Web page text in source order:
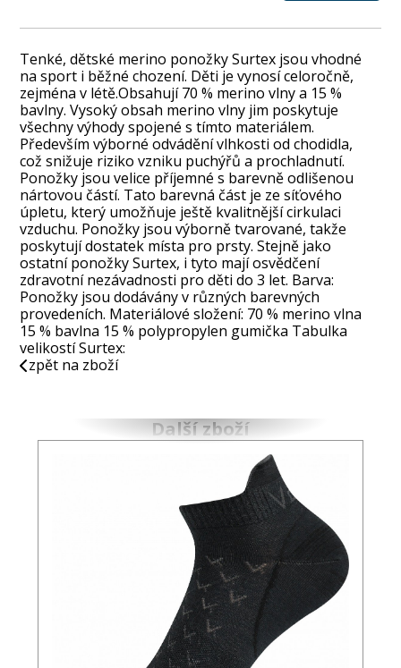
Tenké, dětské merino ponožky Surtex jsou vhodné
na sport i běžné chození. Děti je vynosí celoročně,
zejména v létě.Obsahují 70 % merino vlny a 15 %
bavlny. Vysoký obsah merino vlny jim poskytuje
všechny výhody spojené s tímto materiálem.
Především výborné odvádění vlhkosti od chodidla,
což snižuje riziko vzniku puchýřů a prochladnutí.
Ponožky jsou velice příjemné s barevně odlišenou
nártovou částí. Tato barevná část je ze síťového
úpletu, který umožňuje ještě kvalitnější cirkulaci
vzduchu. Ponožky jsou výborně tvarované, takže
poskytují dostatek místa pro prsty. Stejně jako
ostatní ponožky Surtex, i tyto mají osvědčení
zdravotní nezávadnosti pro děti do 3 let. Barva:
Ponožky jsou dodávány v různých barevných
provedeních. Materiálové složení: 70 % merino vlna
15 % bavlna 15 % polypropylen gumička Tabulka
velikostí Surtex:
zpět na zboží
Další zboží